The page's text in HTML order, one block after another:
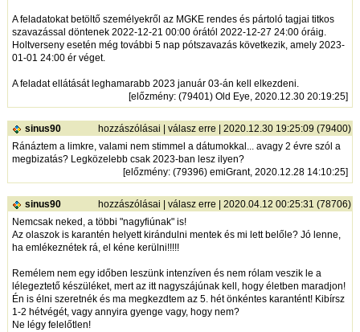
A feladatokat betöltő személyekről az MGKE rendes és pártoló tagjai titkos
szavazással döntenek 2022-12-21 00:00 órától 2022-12-27 24:00 óráig.
Holtverseny esetén még további 5 nap pótszavazás következik, amely 2023-
01-01 24:00 ér véget.
A feladat ellátását leghamarabb 2023 január 03-án kell elkezdeni.
[előzmény: (79401) Old Eye, 2020.12.30 20:19:25]
sinus90 hozzászólásai |válasz erre | 2020.12.30 19:25:09 (79400)
Ránáztem a limkre, valami nem stimmel a dátumokkal... avagy 2 évre szól a
megbizatás? Legközelebb csak 2023-ban lesz ilyen?
[előzmény: (79396) emiGrant, 2020.12.28 14:10:25]
sinus90 hozzászólásai |válasz erre | 2020.04.12 00:25:31 (78706)
Nemcsak neked, a többi "nagyfiúnak" is!
Az olaszok is karantén helyett kirándulni mentek és mi lett belőle? Jó lenne,
ha emlékeznétek rá, el kéne kerülni!!!!!
Remélem nem egy időben leszünk intenzíven és nem rólam veszik le a
lélegeztető készüléket, mert az itt nagyszájúnak kell, hogy életben maradjon!
Én is élni szeretnék és ma megkezdtem az 5. hét önkéntes karantént! Kibírsz
1-2 hétvégét, vagy annyira gyenge vagy, hogy nem?
Ne légy felelőtlen!